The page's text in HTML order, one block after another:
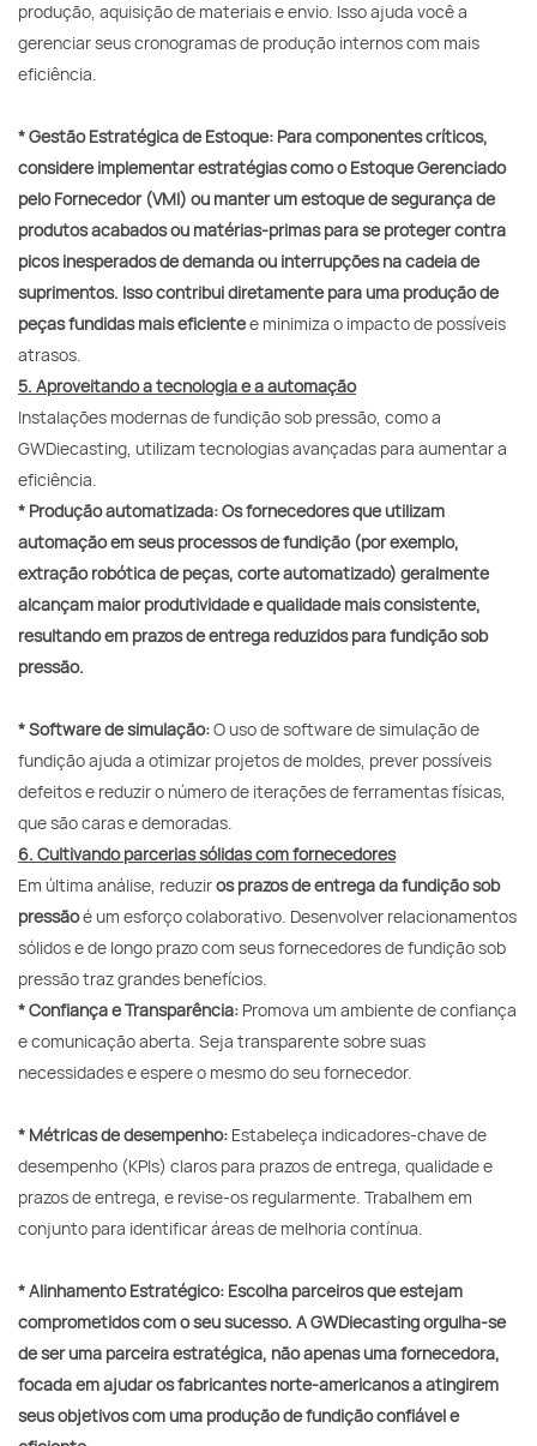
produção, aquisição de materiais e envio. Isso ajuda você a
gerenciar seus cronogramas de produção internos com mais
eficiência.
* Gestão Estratégica de Estoque: Para componentes críticos,
considere implementar estratégias como o Estoque Gerenciado
pelo Fornecedor (VMI) ou manter um estoque de segurança de
produtos acabados ou matérias-primas para se proteger contra
picos inesperados de demanda ou interrupções na cadeia de
suprimentos. Isso contribui diretamente para uma produção de
peças fundidas mais eficientee minimiza o impacto de possíveis
atrasos.
5. Aproveitando a tecnologia e a automação
Instalações modernas de fundição sob pressão, como a
GWDiecasting, utilizam tecnologias avançadas para aumentar a
eficiência.
* Produção automatizada: Os fornecedores que utilizam
automação em seus processos de fundição (por exemplo,
extração robótica de peças, corte automatizado) geralmente
alcançam maior produtividade e qualidade mais consistente,
resultando em prazos de entrega reduzidos para fundição sob
pressão.
* Software de simulação:O uso de software de simulação de
fundição ajuda a otimizar projetos de moldes, prever possíveis
defeitos e reduzir o número de iterações de ferramentas físicas,
que são caras e demoradas.
6. Cultivando parcerias sólidas com fornecedores
Em última análise, reduziros prazos de entrega da fundição sob
pressãoé um esforço colaborativo. Desenvolver relacionamentos
sólidos e de longo prazo com seus fornecedores de fundição sob
pressão traz grandes benefícios.
* Confiança e Transparência: Promova um ambiente de confiança
e comunicação aberta. Seja transparente sobre suas
necessidades e espere o mesmo do seu fornecedor.
* Métricas de desempenho: Estabeleça indicadores-chave de
desempenho (KPIs) claros para prazos de entrega, qualidade e
prazos de entrega, e revise-os regularmente. Trabalhem em
conjunto para identificar áreas de melhoria contínua.
* Alinhamento Estratégico: Escolha parceiros que estejam
comprometidos com o seu sucesso. A GWDiecasting orgulha-se
de ser uma parceira estratégica, não apenas uma fornecedora,
focada em ajudar os fabricantes norte-americanos a atingirem
seus objetivos com uma produção de fundição confiável e